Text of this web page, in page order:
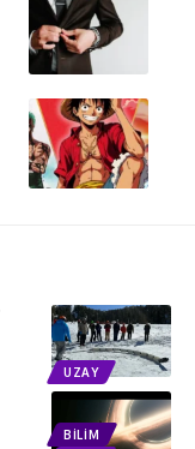
UZAY
BILIM